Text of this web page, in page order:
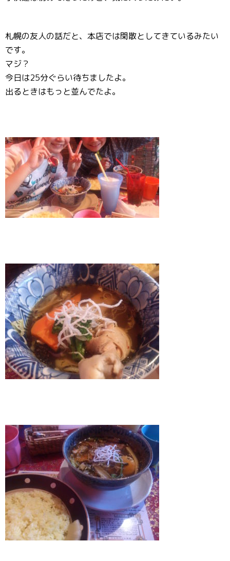
札幌の友人の話だと、本店では閑散としてきているみたい
です。
マジ？
今日は25分ぐらい待ちましたよ。
出るときはもっと並んでたよ。